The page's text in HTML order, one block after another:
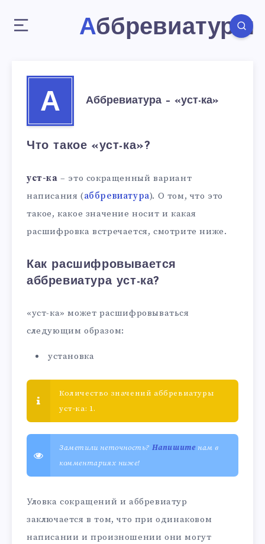
Аббревиатуры
А Аббревиатура – «уст-ка»
Что такое «уст-ка»?
уст-ка – это сокращенный вариант
написания (аббревиатура). О том, что это
такое, какое значение носит и какая
расшифровка встречается, смотрите ниже.
Как расшифровывается
аббревиатура уст-ка?
«уст-ка» может расшифровываться
следующим образом:
установка
Количество значений аббревиатуры
уст-ка: 1.
Заметили неточность? Напишитенам в
комментариях ниже!
Уловка сокращений и аббревиатур
заключается в том, что при одинаковом
написании и произношении они могут